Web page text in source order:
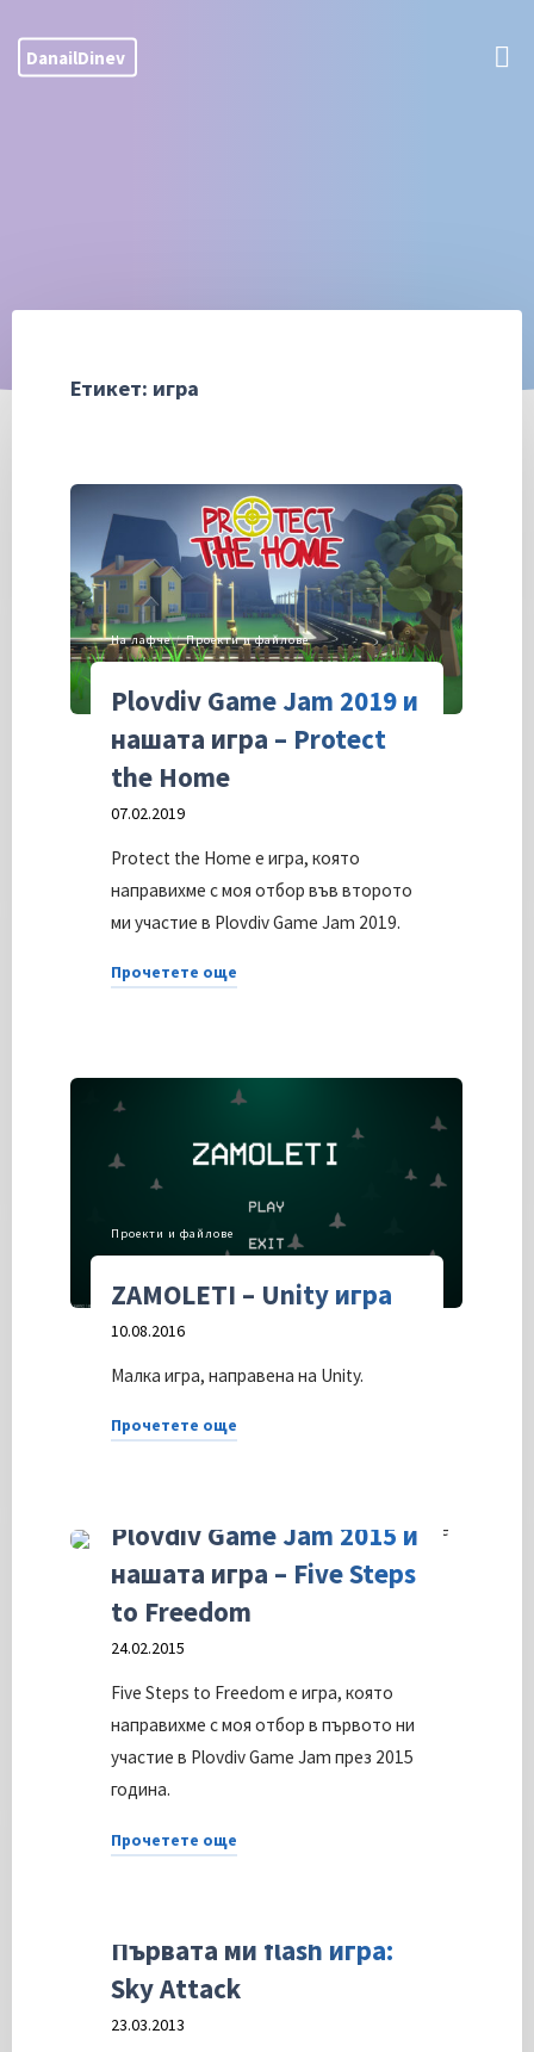
content
DanailDinev
Етикет: игра
На лафче / Проекти и файлове
Plovdiv Game Jam 2019 и
нашата игра – Protect
the Home
07.02.2019
Protect the Home e игра, която
направихме с моя отбор във второто
ми участие в Plovdiv Game Jam 2019.
Прочетете още
2019
нашата
–
Protect
the
Home"
Проекти и файлове
ZAMOLETI – Unity игра
10.08.2016
Малка игра, направена на Unity.
Прочетете още
игра"
Plovdiv Game Jam 2015 и
нашата игра – Five Steps
to Freedom
24.02.2015
Five Steps to Freedom e игра, която
направихме с моя отбор в първото ни
участие в Plovdiv Game Jam през 2015
година.
Прочетете още
2015
и
нашата
Първата ми flash игра:
Sky Attack
23.03.2013